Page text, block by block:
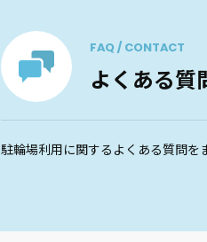
FAQ / CONTACT
よくある質
駐輪場利用に関するよくある質問を